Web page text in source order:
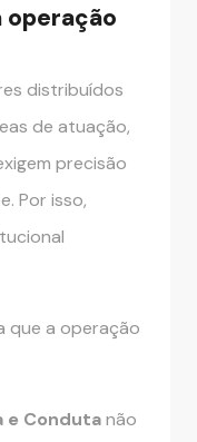
operação
distribuídos
de atuação,
precisão
Por isso,
que a operação
e Condutanão